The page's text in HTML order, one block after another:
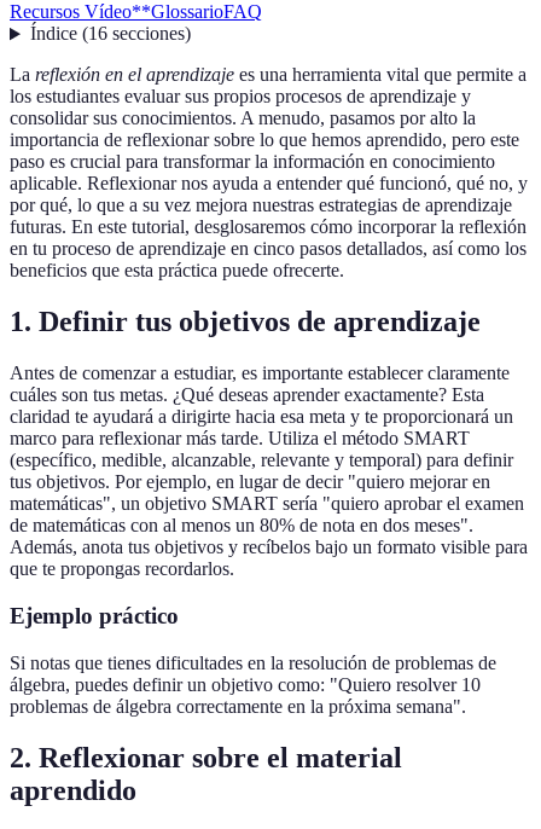
Recursos Vídeo**GlossarioFAQ
Índice(16 secciones)
La reflexión en el aprendizaje es una herramienta vital que permite a
los estudiantes evaluar sus propios procesos de aprendizaje y
consolidar sus conocimientos. A menudo, pasamos por alto la
importancia de reflexionar sobre lo que hemos aprendido, pero este
paso es crucial para transformar la información en conocimiento
aplicable. Reflexionar nos ayuda a entender qué funcionó, qué no, y
por qué, lo que a su vez mejora nuestras estrategias de aprendizaje
futuras. En este tutorial, desglosaremos cómo incorporar la reflexión
en tu proceso de aprendizaje en cinco pasos detallados, así como los
beneficios que esta práctica puede ofrecerte.
1. Definir tus objetivos de aprendizaje
Antes de comenzar a estudiar, es importante establecer claramente
cuáles son tus metas. ¿Qué deseas aprender exactamente? Esta
claridad te ayudará a dirigirte hacia esa meta y te proporcionará un
marco para reflexionar más tarde. Utiliza el método SMART
(específico, medible, alcanzable, relevante y temporal) para definir
tus objetivos. Por ejemplo, en lugar de decir "quiero mejorar en
matemáticas", un objetivo SMART sería "quiero aprobar el examen
de matemáticas con al menos un 80% de nota en dos meses".
Además, anota tus objetivos y recíbelos bajo un formato visible para
que te propongas recordarlos.
Ejemplo práctico
Si notas que tienes dificultades en la resolución de problemas de
álgebra, puedes definir un objetivo como: "Quiero resolver 10
problemas de álgebra correctamente en la próxima semana".
2. Reflexionar sobre el material
aprendido